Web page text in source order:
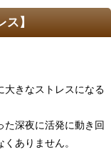
】
大きなストレスになる
深夜に活発に動き回
ありません。